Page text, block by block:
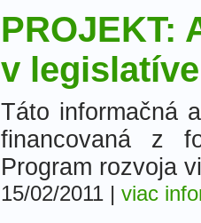
PROJEKT:
v
Táto informačná
financovaná z
Program rozvoja
15/02/2011 | viac